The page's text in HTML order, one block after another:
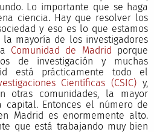
Lo importante que se haga
ciencia. Hay que resolver los
y eso es lo que estamos
mayoría de los investigadores
Comunidad de Madrid porque
de investigación y muchas
está prácticamente todo el
Científicas (CSIC) y,
otras comunidades, la mayor
capital. Entonces el número de
Madrid es enormemente alto.
que está trabajando muy bien